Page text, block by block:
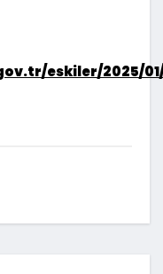
eskiler/2025/